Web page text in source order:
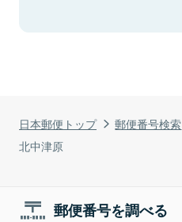
日本郵便トップ 郵便番号検索
北中津原
郵便番号を調べる